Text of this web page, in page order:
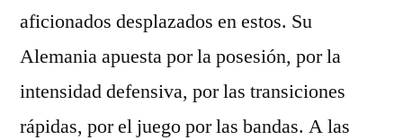
aficionados desplazados en estos. Su
Alemania apuesta por la posesión, por la
intensidad defensiva, por las transiciones
rápidas, por el juego por las bandas. A las